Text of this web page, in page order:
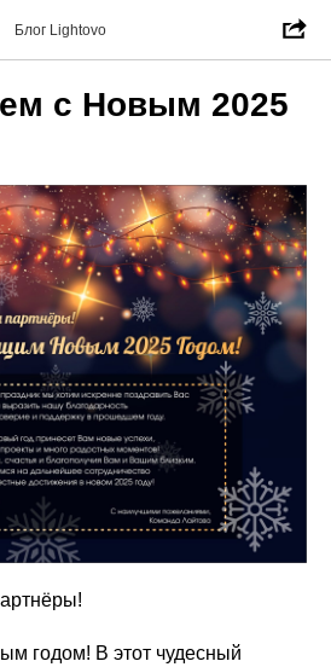
Блог Lightovo
с Новым 2025
годом! В этот чудесный